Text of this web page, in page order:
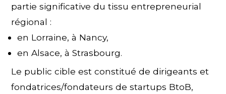
partie significative du tissu entrepreneurial
régional :
en Lorraine, à Nancy,
en Alsace, à Strasbourg.
Le public cible est constitué de dirigeants et
fondatrices/fondateurs de startups BtoB,